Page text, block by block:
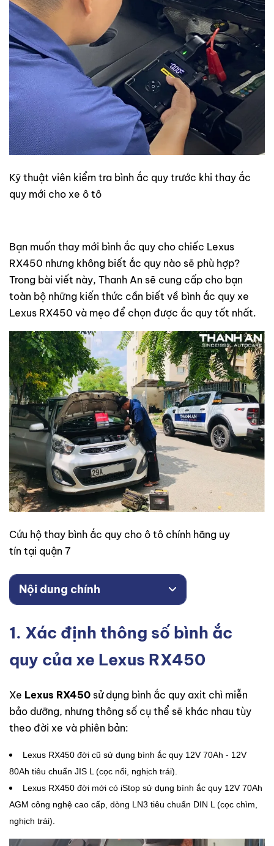
Kỹ thuật viên kiểm tra bình ắc quy trước khi thay ắc
quy mới cho xe ô tô
Bạn muốn thay mới bình ắc quy cho chiếc Lexus
RX450 nhưng không biết ắc quy nào sẽ phù hợp?
Trong bài viết này, Thanh An sẽ cung cấp cho bạn
toàn bộ những kiến thức cần biết về bình ắc quy xe
Lexus RX450 và mẹo để chọn được ắc quy tốt nhất.
Cứu hộ thay bình ắc quy cho ô tô chính hãng uy
tín tại quận 7
Nội dung chính
1. Xác định thông số bình ắc
quy của xe Lexus RX450
Xe Lexus RX450 sử dụng bình ắc quy axit chì miễn
bảo dưỡng, nhưng thông số cụ thể sẽ khác nhau tùy
theo đời xe và phiên bản:
Lexus RX450 đời cũ sử dụng bình ắc quy 12V 70Ah - 12V
80Ah tiêu chuẩn JIS L (cọc nổi, nghịch trái).
Lexus RX450 đời mới có iStop sử dụng bình ắc quy 12V 70Ah
AGM công nghệ cao cấp, dòng LN3 tiêu chuẩn DIN L (cọc chìm,
nghịch trái).